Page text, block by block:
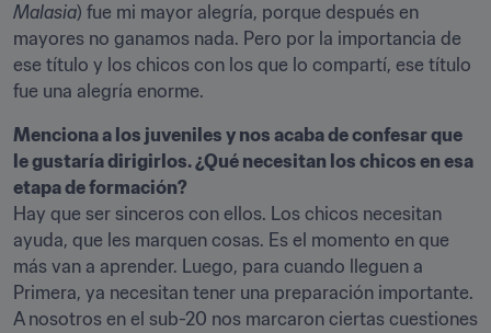
Malasia) fue mi mayor alegría, porque después en
mayores no ganamos nada. Pero por la importancia de
ese título y los chicos con los que lo compartí, ese título
fue una alegría enorme.
Menciona a los juveniles y nos acaba de confesar que
le gustaría dirigirlos. ¿Qué necesitan los chicos en esa
etapa de formación?
Hay que ser sinceros con ellos. Los chicos necesitan
ayuda, que les marquen cosas. Es el momento en que
más van a aprender. Luego, para cuando lleguen a
Primera, ya necesitan tener una preparación importante.
A nosotros en el sub-20 nos marcaron ciertas cuestiones